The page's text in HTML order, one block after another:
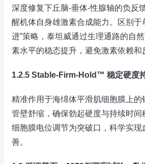
深度修复下丘脑-垂体-性腺轴的负反
醒机体自身雄激素合成能力。区别于
进”策略，泰坦威通过生理通路的自
素水平的稳态提升，避免激素依赖和
1.2.5 Stable-Firm-Hold™ 稳定硬度
精准作用于海绵体平滑肌细胞膜上的
管壁舒缩，确保勃起硬度与持续时间
细胞膜电位调节为突破口，科学实现
善。